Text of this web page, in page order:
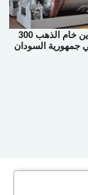
مصنع تعدين خام الذهب 300
جمهورية السودان